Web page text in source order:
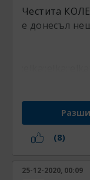
Честита
е донесъл
(8)
25-12-2020, 00:09